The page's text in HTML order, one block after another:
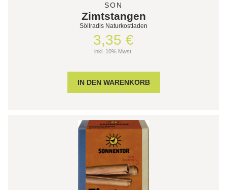
SON
Zimtstangen
Söllradls Naturkostladen
3,35 €
inkl. 10% Mwst.